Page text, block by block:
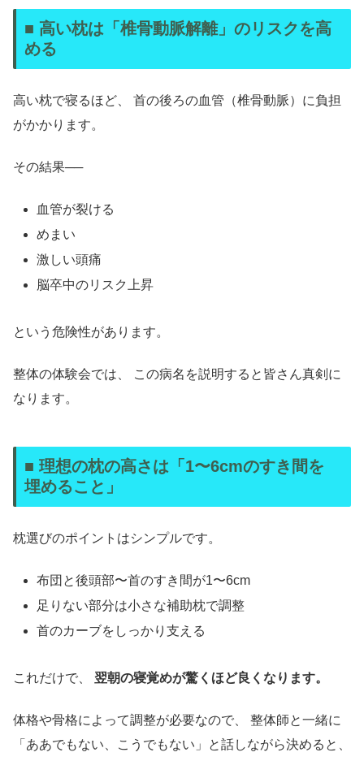
■ 高い枕は「椎骨動脈解離」のリスクを高
める
高い枕で寝るほど、 首の後ろの血管（椎骨動脈）に負担
がかかります。
その結果──
血管が裂ける
めまい
激しい頭痛
脳卒中のリスク上昇
という危険性があります。
整体の体験会では、 この病名を説明すると皆さん真剣に
なります。
■ 理想の枕の高さは「1〜6cmのすき間を
埋めること」
枕選びのポイントはシンプルです。
布団と後頭部〜首のすき間が1〜6cm
足りない部分は小さな補助枕で調整
首のカーブをしっかり支える
これだけで、 翌朝の寝覚めが驚くほど良くなります。
体格や骨格によって調整が必要なので、 整体師と一緒に
「ああでもない、こうでもない」と話しながら決めると、